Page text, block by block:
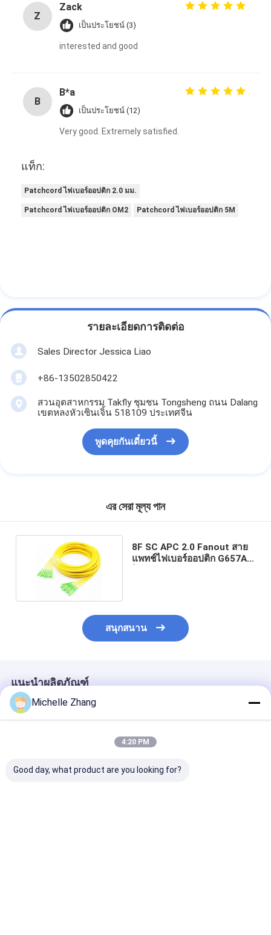
Z
Zack
เป็นประโยชน์ (3)
interested and good
B
B*a
เป็นประโยชน์ (12)
Very good. Extremely satisfied.
แท็ก:
Patchcord ไฟเบอร์ออปติก 2.0 มม.
Patchcord ไฟเบอร์ออปติก OM2 Patchcord ไฟเบอร์ออปติก 5M
รายละเอียดการติดต่อ
Sales Director Jessica Liao
+86-13502850422
สวนอุตสาหกรรม Takfly ชุมชน Tongsheng ถนน Dalang
เขตหลงหัวเซินเจิ้น 518109 ประเทศจีน
พูดคุยกันเดี๋ยวนี้
এর সেরা মূল্য পান
8F SC APC 2.0 Fanout สาย
แพทช์ไฟเบอร์ออปติก G657A2
สนุกสนาน
แนะนำผลิตภัณฑ์
Michelle Zhang
4:20 PM
Good day, what product are you looking for?